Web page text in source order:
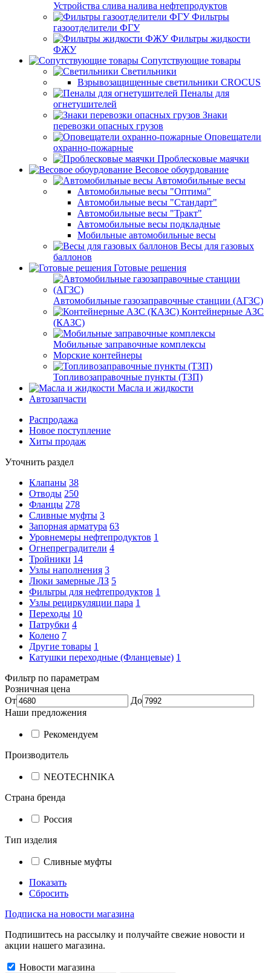
Устройства слива налива нефтепродуктов
Фильтры
газоотделители ФГУ
Фильтры жидкости
ФЖУ
Сопутствующие товары
Светильники
Взрывозащищенные светильники CROCUS
Пеналы для
огнетушителей
Знаки
перевозки опасных грузов
Оповещатели
охранно-пожарные
Проблесковые маячки
Весовое обоурдование
Автомобильные весы
Автомобильные весы "Оптима"
Автомобильные весы "Стандарт"
Автомобильные весы "Тракт"
Автомобильные весы подкладные
Мобильные автомобильные весы
Весы для газовых
баллонов
Готовые решения
Автомобильные газозаправочные станции (АГЗС)
Контейнерные АЗС
(КАЗС)
Мобильные заправочные комплексы
Морские контейнеры
Топливозаправочные пункты (ТЗП)
Масла и жидкости
Автозапчасти
Распродажа
Новое поступление
Хиты продаж
Уточнить раздел
Клапаны 38
Отводы 250
Фланцы 278
Сливные муфты 3
Запорная арматура 63
Уровнемеры нефтепродуктов 1
Огнепреградители 4
Тройники 14
Узлы наполнения 3
Люки замерные ЛЗ 5
Фильтры для нефтепродуктов 1
Узлы рециркуляции пара 1
Переходы 10
Патрубки 4
Колено 7
Другие товары 1
Катушки переходные (Фланцевые) 1
Фильтр по параметрам
Розничная цена
От
До
Наши предложения
Рекомендуем
Производитель
NEOTECHNIKA
Страна бренда
Россия
Тип изделия
Сливные муфты
Показать
Сбросить
Подписка на новости магазина
Подпишитесь на рассылку и получайте свежие новости и
акции нашего магазина.
Новости магазина